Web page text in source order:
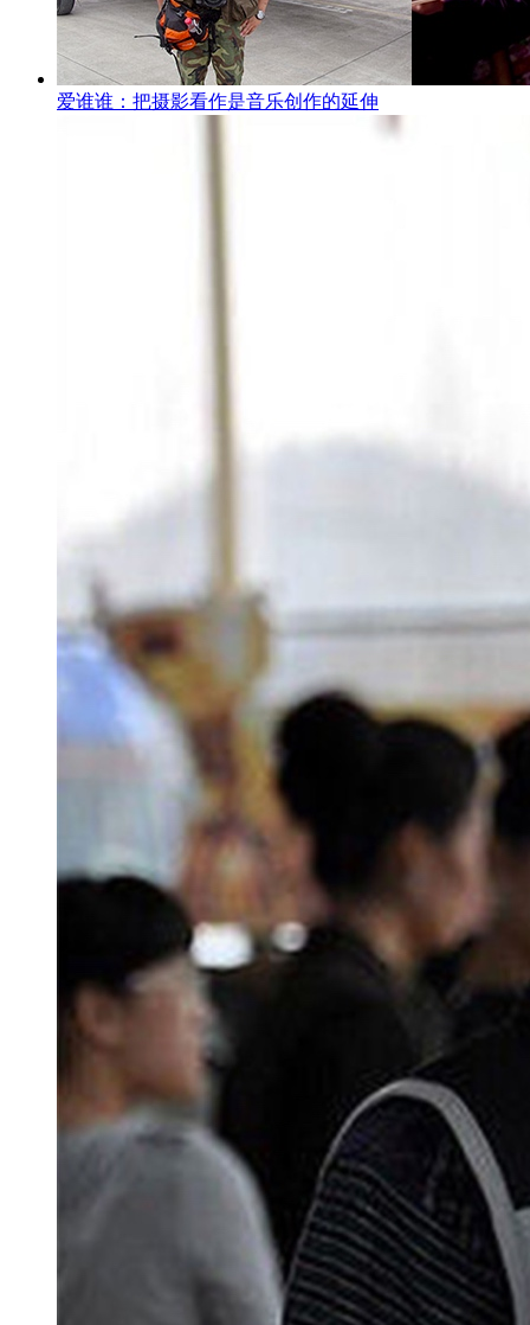
爱谁谁：把摄影看作是音乐创作的延伸